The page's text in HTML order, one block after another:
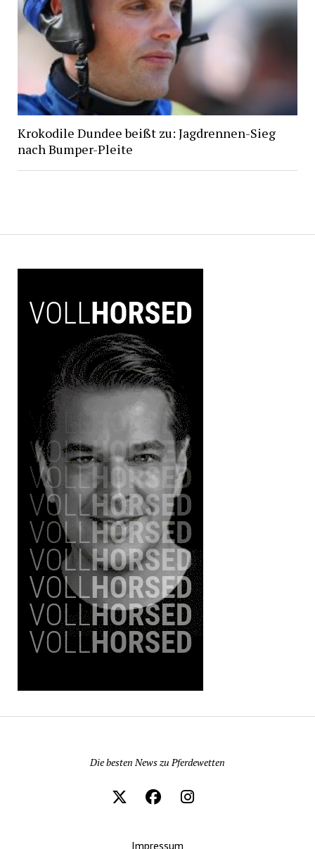
Krokodile Dundee beißt zu: Jagdrennen-Sieg
nach Bumper-Pleite
Die besten News zu Pferdewetten
Impressum